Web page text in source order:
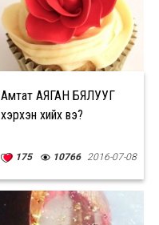
Амтат АЯГАН БЯЛУУГ
хэрхэн хийх вэ?
175 10766 2016-07-08